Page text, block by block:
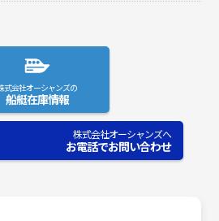
式会社オーシャンズの
船艇在庫情報
株式会社オーシャンズへ
お電話でお問い合わせ